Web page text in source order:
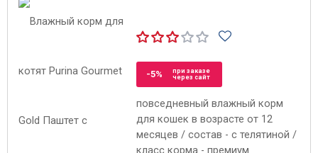
-5%
при заказе
через сайт
повседневный влажный корм
для кошек в возрасте от 12
месяцев / состав - с телятиной /
класс корма - премиум